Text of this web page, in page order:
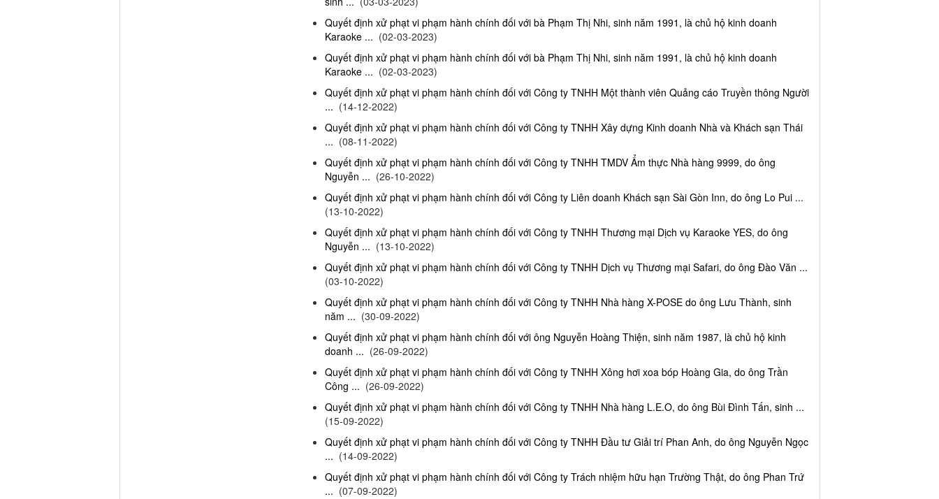
Quyết định xử phạt vi phạm hành chính đối với bà Phạm Thị Nhi, sinh năm 1991, là chủ hộ kinh doanh
Karaoke ... (02-03-2023)
Quyết định xử phạt vi phạm hành chính đối với bà Phạm Thị Nhi, sinh năm 1991, là chủ hộ kinh doanh
Karaoke ... (02-03-2023)
Quyết định xử phạt vi phạm hành chính đối với Công ty TNHH Một thành viên Quảng cáo Truyền thông Người
... (14-12-2022)
Quyết định xử phạt vi phạm hành chính đối với Công ty TNHH Xây dựng Kinh doanh Nhà và Khách sạn Thái
... (08-11-2022)
Quyết định xử phạt vi phạm hành chính đối với Công ty TNHH TMDV Ẩm thực Nhà hàng 9999, do ông
Nguyễn ... (26-10-2022)
Quyết định xử phạt vi phạm hành chính đối với Công ty Liên doanh Khách sạn Sài Gòn Inn, do ông Lo Pui ...
(13-10-2022)
Quyết định xử phạt vi phạm hành chính đối với Công ty TNHH Thương mại Dịch vụ Karaoke YES, do ông
Nguyễn ... (13-10-2022)
Quyết định xử phạt vi phạm hành chính đối với Công ty TNHH Dịch vụ Thương mại Safari, do ông Đào Văn ...
(03-10-2022)
Quyết định xử phạt vi phạm hành chính đối với Công ty TNHH Nhà hàng X-POSE do ông Lưu Thành, sinh
năm ... (30-09-2022)
Quyết định xử phạt vi phạm hành chính đối với ông Nguyễn Hoàng Thiện, sinh năm 1987, là chủ hộ kinh
doanh ... (26-09-2022)
Quyết định xử phạt vi phạm hành chính đối với Công ty TNHH Xông hơi xoa bóp Hoàng Gia, do ông Trần
Công ... (26-09-2022)
Quyết định xử phạt vi phạm hành chính đối với Công ty TNHH Nhà hàng L.E.O, do ông Bùi Đình Tấn, sinh ...
(15-09-2022)
Quyết định xử phạt vi phạm hành chính đối với Công ty TNHH Đầu tư Giải trí Phan Anh, do ông Nguyễn Ngọc
... (14-09-2022)
Quyết định xử phạt vi phạm hành chính đối với Công ty Trách nhiệm hữu hạn Trường Thật, do ông Phan Trứ
... (07-09-2022)